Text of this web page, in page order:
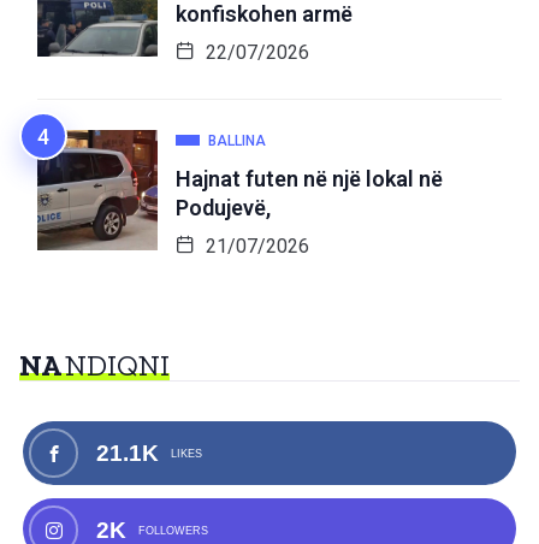
konfiskohen armë
22/07/2026
BALLINA
Hajnat futen në një lokal në
Podujevë,
21/07/2026
NANDIQNI
21.1K LIKES
2K FOLLOWERS